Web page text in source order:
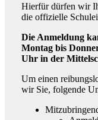
Hier­für dür­fen wir
die of­fi­zi­el­le
Die Anmeldung
Montag bis
Uhr in der
Um ei­nen
wir Sie, fol­gen­de